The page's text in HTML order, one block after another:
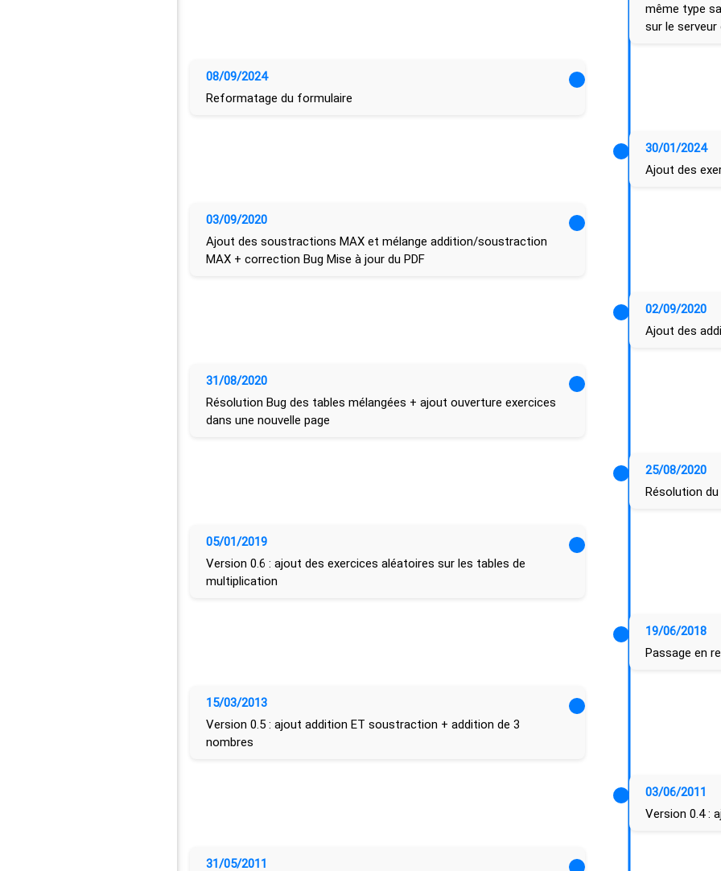
même type
sur le serveur
08/09/2024
Reformatage du formulaire
30/01/2024
Ajout des
03/09/2020
Ajout des soustractions MAX et mélange addition/soustraction
MAX + correction Bug Mise à jour du PDF
02/09/2020
Ajout des
31/08/2020
Résolution Bug des tables mélangées + ajout ouverture exercices
dans une nouvelle page
25/08/2020
Résolution
05/01/2019
Version 0.6 : ajout des exercices aléatoires sur les tables de
multiplication
19/06/2018
Passage en
15/03/2013
Version 0.5 : ajout addition ET soustraction + addition de 3
nombres
03/06/2011
Version 0.4 :
31/05/2011